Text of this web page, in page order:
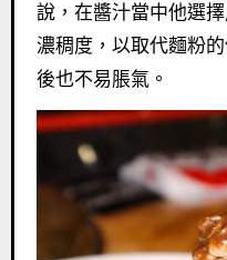
說，在醬汁當中他選
濃稠度，以取代麵粉
後也不易脹氣。